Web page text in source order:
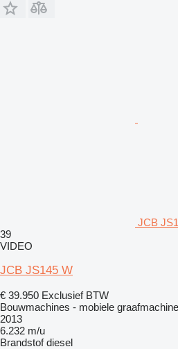
JCB
39
VIDEO
JCB JS145 W
€ 39.950 Exclusief BTW
Bouwmachines - mobiele graafmachine
2013
6.232 m/u
Brandstof diesel